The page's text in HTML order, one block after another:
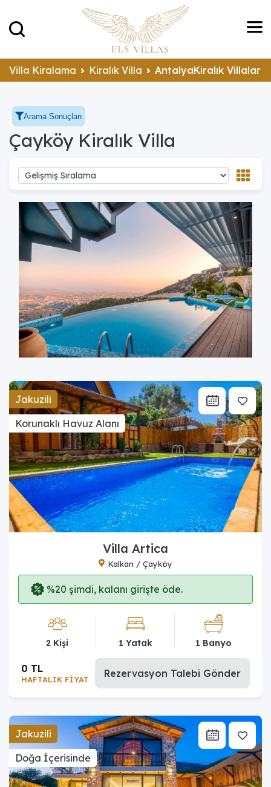
Villa Kiralama Kiralık Villa AntalyaKiralık Villalar
Arama Sonuçları
Çayköy Kiralık Villa
Jakuzili
Korunaklı Havuz Alanı
Villa Artica
Kalkan / Çayköy
%20 şimdi, kalanı girişte öde.
2 Kişi 1 Yatak 1 Banyo
HAFTALIK FİYAT
0 TL Rezervasyon Talebi Gönder
Jakuzili
Doğa İçerisinde